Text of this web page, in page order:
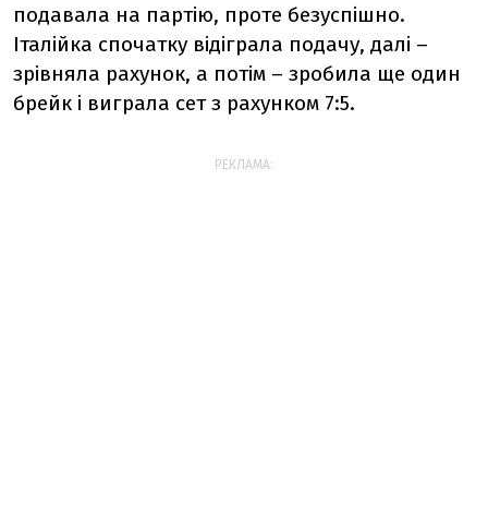
подавала на партію, проте безуспішно.
Італійка спочатку відіграла подачу, далі –
зрівняла рахунок, а потім – зробила ще один
брейк і виграла сет з рахунком 7:5.
РЕКЛАМА: